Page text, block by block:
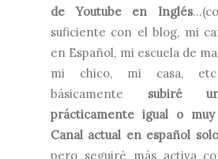
de Youtube en Inglés
suficiente con el blog, mi
en Español, mi escuela de
mi chico, mi casa,
básicamente subiré
prácticamente igual o
Canal actual en español
pero seguiré más activa